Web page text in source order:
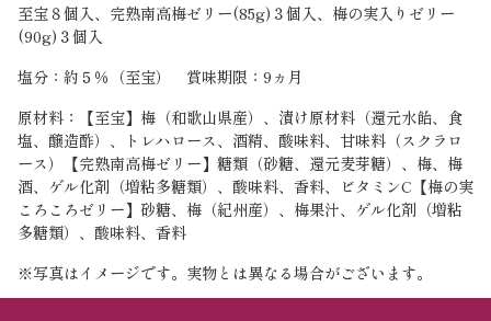
至宝８個入、完熟南高梅ゼリー(85g)３個入、梅の実入りゼリー
(90g)３個入
塩分：約５％（至宝） 賞味期限：9ヵ月
原材料：【至宝】梅（和歌山県産）、漬け原材料（還元水飴、食
塩、醸造酢）、トレハロース、酒精、酸味料、甘味料（スクラロ
ース）【完熟南高梅ゼリー】糖類（砂糖、還元麦芽糖）、梅、梅
酒、ゲル化剤（増粘多糖類）、酸味料、香料、ビタミンC【梅の実
ころころゼリー】砂糖、梅（紀州産）、梅果汁、ゲル化剤（増粘
多糖類）、酸味料、香料
※写真はイメージです。実物とは異なる場合がございます。